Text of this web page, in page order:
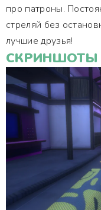
про патроны.
стреляй без
лучшие друзья!
СКРИНШОТЫ